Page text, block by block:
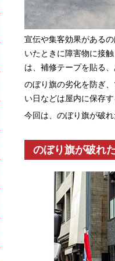
宣伝や集客効果がある
いたときに障害物に接
は、補修テープを貼る
のぼり旗の劣化を防ぎ
い日などは屋内に保存す
今回は、のぼり旗が破
のぼり旗が破れ